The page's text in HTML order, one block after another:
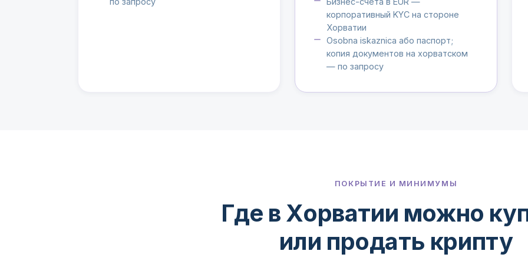
корпоративный KYC на стороне
Хорватии
Osobna iskaznica або паспорт;
копия документов на хорватском
— по запросу
ПОКРЫТИЕ И МИНИМУМЫ
Где в Хорватии можно
или продать крипту